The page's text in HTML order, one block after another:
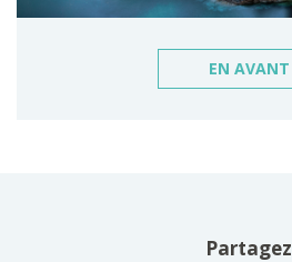
EN AVANT
Partagez